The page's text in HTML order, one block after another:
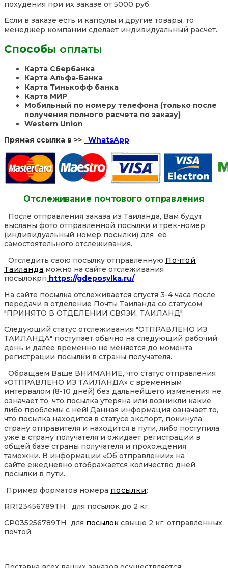
похудения при их заказе от 5000 руб.
Если в заказе есть и капсулы и другие товары, то
менеджер компании сделает индивидуальный расчет.
Способы оплаты
Карта Сбербанка
Карта Альфа-Банка
Карта Тинькофф банка
Карта МИР
Мобильный по номеру телефона (только после
получения полного расчета по заказу)
Western Union
Прямая ссылка в >>
WhatsApp
Отслеживание почтового отправления
После отправления заказа из Таиланда, Вам будут
высланы фото отправленной посылки и трек-номер
(индивидуальный номер посылки) для её
самостоятельного отслеживания.
Отследить свою посылку отправленную Почтой
Таиланда можно на сайте отслеживания
посылокрп https://gdeposylka.ru/
На сайте посылка отслеживается спустя 3-4 часа после
передачи в отделение Почты Таиланда со статусом
"ПРИНЯТО В ОТДЕЛЕНИИ СВЯЗИ, ТАИЛАНД".
Следующий статус отслеживания "ОТПРАВЛЕНО ИЗ
ТАИЛАНДА" поступает обычно на следующий рабочий
день и далее временно не меняется до момента
регистрации посылки в страны получателя.
Обращаем Ваше ВНИМАНИЕ, что статус отправления
«ОТПРАВЛЕНО ИЗ ТАИЛАНДА» с временным
интервалом (8-10 дней) без дальнейшего изменения не
означает то, что посылка утеряна или возникли какие
либо проблемы с ней! Данная информация означает то,
что посылка находится в статусе экспорт, покинула
страну отправителя и находится в пути, либо поступила
уже в страну получателя и ожидает регистрации в
общей базе страны получателя и прохождения
таможни. В информации «Об отправлении» на
сайте ежедневно отображается количество дней
посылки в пути.
Пример форматов номера посылки:
RR123456789TH для посылок до 2 кг.
CP035256789TH для посылок свыше 2 кг. отправленных
почтой.